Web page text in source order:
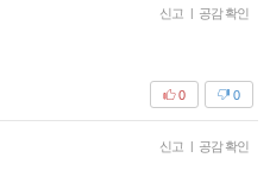
신고 | 공감 확인
0
0
신고 | 공감 확인